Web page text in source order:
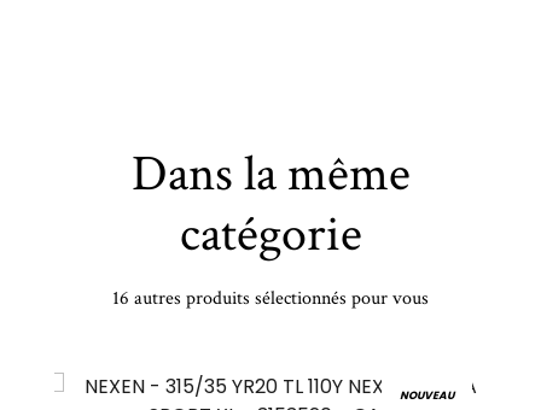
Dans la même
catégorie
16 autres produits sélectionnés pour vous
NOUVEAU